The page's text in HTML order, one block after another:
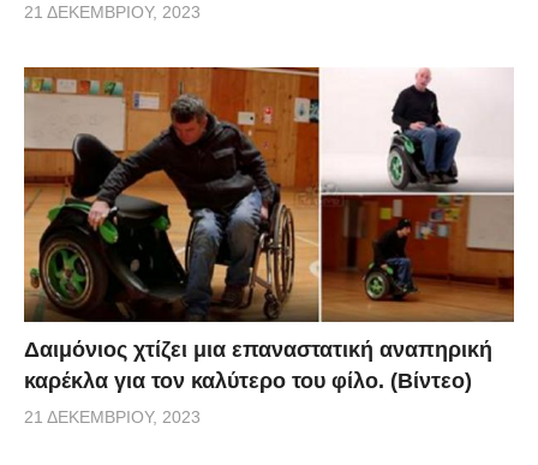
21 ΔΕΚΕΜΒΡΊΟΥ, 2023
Δαιμόνιος χτίζει μια επαναστατική αναπηρική
καρέκλα για τον καλύτερο του φίλο. (Βίντεο)
21 ΔΕΚΕΜΒΡΊΟΥ, 2023